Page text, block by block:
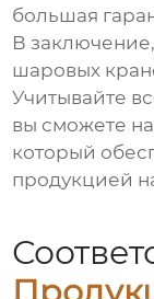
большая
В
шаровых
Учитывайте
вы сможете
который
продукцией